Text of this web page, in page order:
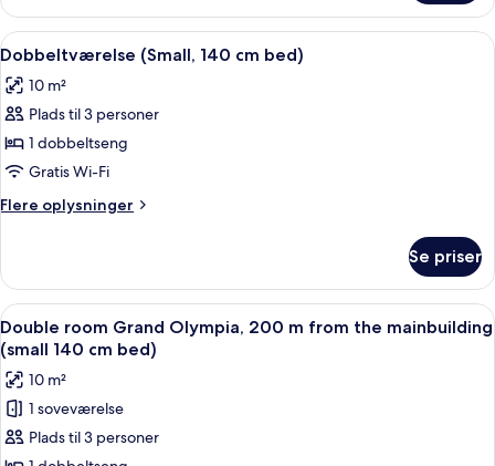
-
udsigt
til
(Annex)
Indlæs
alle
billeder
af
Dobbeltværelse
(Small,
140
cm
Et hotelværelse med en seng, et
3
Dobbeltværelse (Small, 140 cm bed)
10 m²
Plads til 3 personer
1 dobbeltseng
Gratis Wi-Fi
Flere oplysninger
Flere
(Small,
140
cm
bed)
Se priser
Indlæs
alle
billeder
af
Double
room
En pænt redt seng med et tæppe
3
Double room Grand Olympia, 200 m from the mainbuilding
(small 140 cm bed)
10 m²
1 soveværelse
Plads til 3 personer